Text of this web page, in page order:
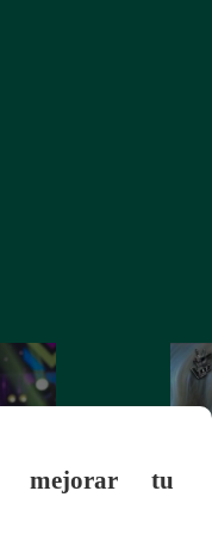
mejorar tu